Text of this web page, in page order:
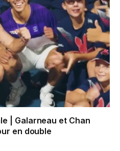
| Galarneau et Chan
en double